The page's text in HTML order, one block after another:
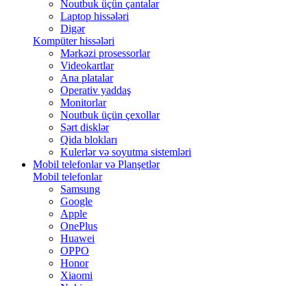
Noutbuk üçün çantalar
Laptop hissələri
Digər
Kompüter hissələri
Mərkəzi prosessorlar
Videokartlar
Ana platalar
Operativ yaddaş
Monitorlar
Noutbuk üçün çexollar
Sərt disklər
Qida blokları
Kulerlər və soyutma sistemləri
Mobil telefonlar və Planşetlər
Mobil telefonlar
Samsung
Google
Apple
OnePlus
Huawei
OPPO
Honor
Xiaomi